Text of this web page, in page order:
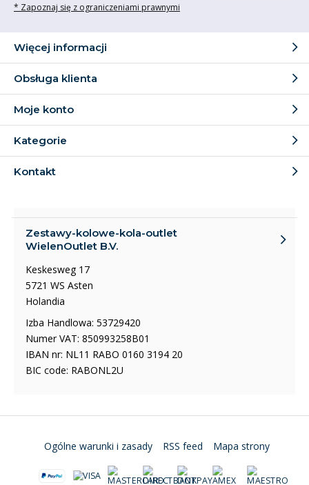
* Zapoznaj się z ograniczeniami prawnymi
Więcej informacji
Obsługa klienta
Moje konto
Kategorie
Kontakt
Zestawy-kolowe-kola-outlet
WielenOutlet B.V.
Keskesweg 17
5721 WS Asten
Holandia
Izba Handlowa: 53729420
Numer VAT: 850993258B01
IBAN nr: NL11 RABO 0160 3194 20
BIC code: RABONL2U
Ogólne warunki i zasady RSS feed Mapa strony